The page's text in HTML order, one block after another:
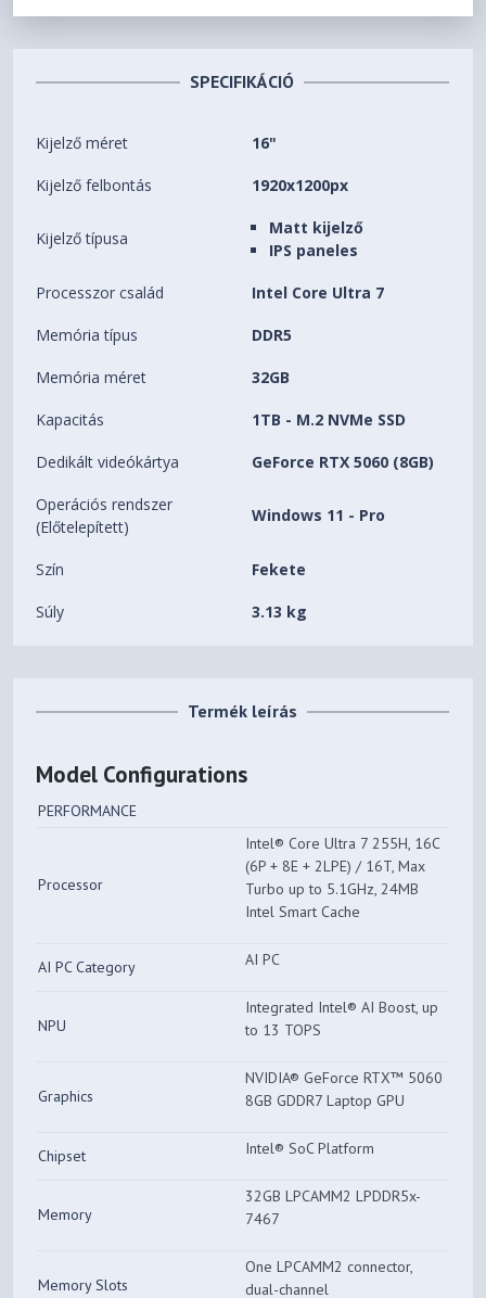
SPECIFIKÁCIÓ
Kijelző méret 16"
Kijelző felbontás 1920x1200px
Kijelző típusa
Matt kijelző
IPS paneles
Processzor család Intel Core Ultra 7
Memória típus DDR5
Memória méret 32GB
Kapacitás 1TB - M.2 NVMe SSD
Dedikált videókártya GeForce RTX 5060 (8GB)
Operációs rendszer
(Előtelepített)
Windows 11 - Pro
Szín Fekete
Súly 3.13 kg
Termék leírás
Model Configurations
PERFORMANCE
Processor
Intel® Core Ultra 7 255H, 16C
(6P + 8E + 2LPE) / 16T, Max
Turbo up to 5.1GHz, 24MB
Intel Smart Cache
AI PC Category AI PC
NPU
Integrated Intel® AI Boost, up
to 13 TOPS
Graphics
NVIDIA® GeForce RTX™ 5060
8GB GDDR7 Laptop GPU
Chipset Intel® SoC Platform
Memory
32GB LPCAMM2 LPDDR5x-
7467
Memory Slots
One LPCAMM2 connector,
dual-channel